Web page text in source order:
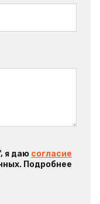
я даю согласие
Подробнее